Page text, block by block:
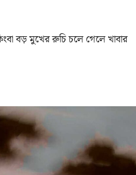
বড় মুখের রুচি চলে গেলে খাবার